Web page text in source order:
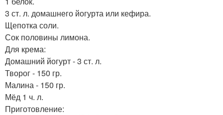
3 ст. л. домашнего йогурта или кефира.
Щепотка соли.
Сок половины лимона.
Для крема:
Домашний йогурт - 3 ст. л.
Творог - 150 гр.
Малина - 150 гр.
Мёд 1 ч. л.
Приготовление: